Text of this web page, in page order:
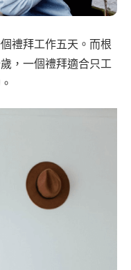
禮拜工作五天。而根
，一個禮拜適合只工